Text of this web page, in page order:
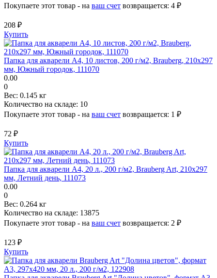
Покупаете этот товар - на ваш счет возвращается: 4 ₽
208 ₽
Купить
Папка для акварели А4, 10 листов, 200 г/м2, Brauberg, 210х297
мм, Южный городок, 111070
0.00
0
Вес: 0.145 кг
Количество на складе: 10
Покупаете этот товар - на ваш счет возвращается: 1 ₽
72 ₽
Купить
Папка для акварели А4, 20 л., 200 г/м2, Brauberg Art, 210х297
мм, Летний день, 111073
0.00
0
Вес: 0.264 кг
Количество на складе: 13875
Покупаете этот товар - на ваш счет возвращается: 2 ₽
123 ₽
Купить